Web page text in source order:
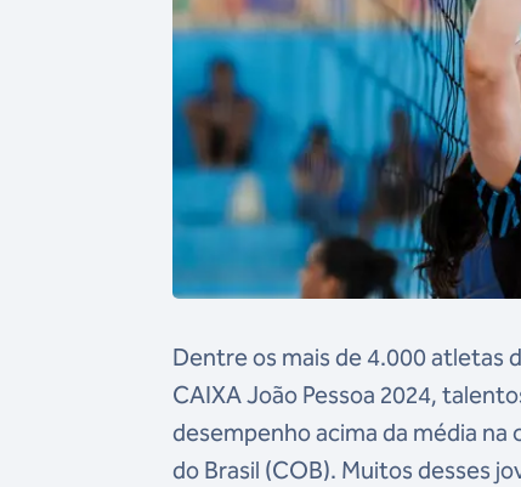
Dentre os mais de 4.000 atletas
CAIXA João Pessoa 2024,
desempenho acima da média
do Brasil (COB). Muitos desses